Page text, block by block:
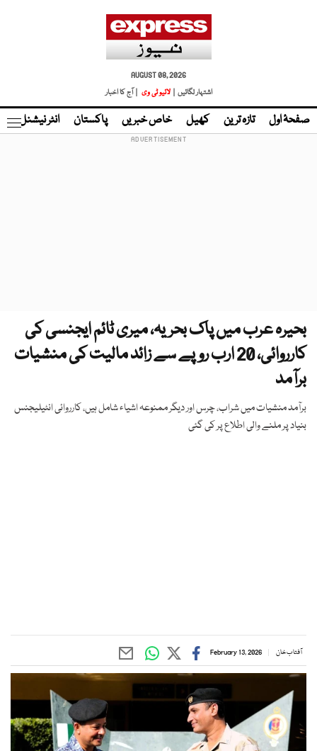
AUGUST 08, 2026
اشتہار لگائیں |
لائیو ٹی وی | آج کا اخبار
صفحۂ اول تازہ ترین کھیل خاص خبریں پاکستان انٹر نیشنل
بحیرہ عرب میں پاک بحریہ، میری ٹائم ایجنسی کی
کارروائی، 20 ارب روپے سے زائد مالیت کی منشیات
برآمد
برآمد منشیات میں شراب، چرس اور دیگر ممنوعہ اشیاء شامل ہیں، کارروائی انٹیلیجنس
بنیاد پر ملنے والی اطلاع پر کی گئی
آفتاب خان February 13, 2026